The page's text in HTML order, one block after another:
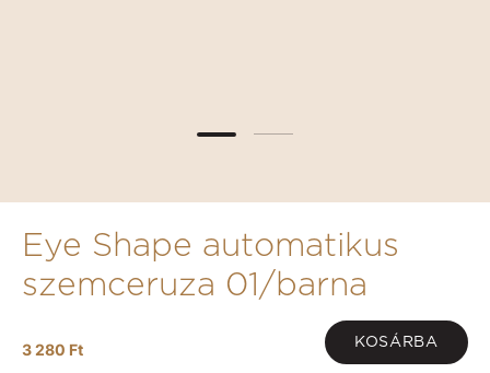
Eye Shape automatikus
szemceruza 01/barna
3 280 Ft KOSÁRBA